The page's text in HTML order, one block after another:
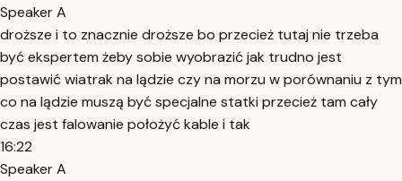
Speaker A
droższe i to znacznie droższe bo przecież tutaj nie trzeba
być ekspertem żeby sobie wyobrazić jak trudno jest
postawić wiatrak na lądzie czy na morzu w porównaniu z tym
co na lądzie muszą być specjalne statki przecież tam cały
czas jest falowanie położyć kable i tak
16:22
Speaker A